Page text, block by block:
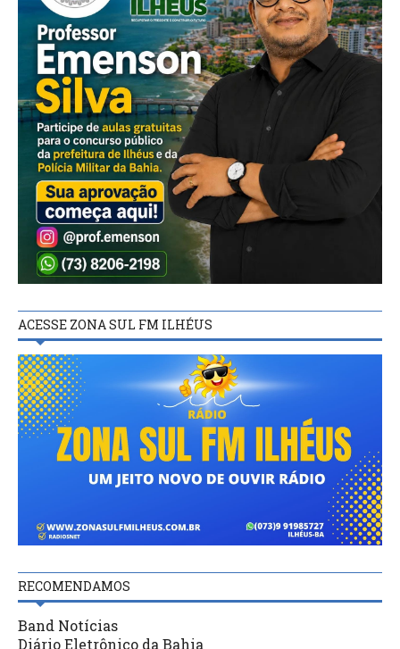
ACESSE ZONA SUL FM ILHÉUS
RECOMENDAMOS
Band Notícias
Diário Eletrônico da Bahia